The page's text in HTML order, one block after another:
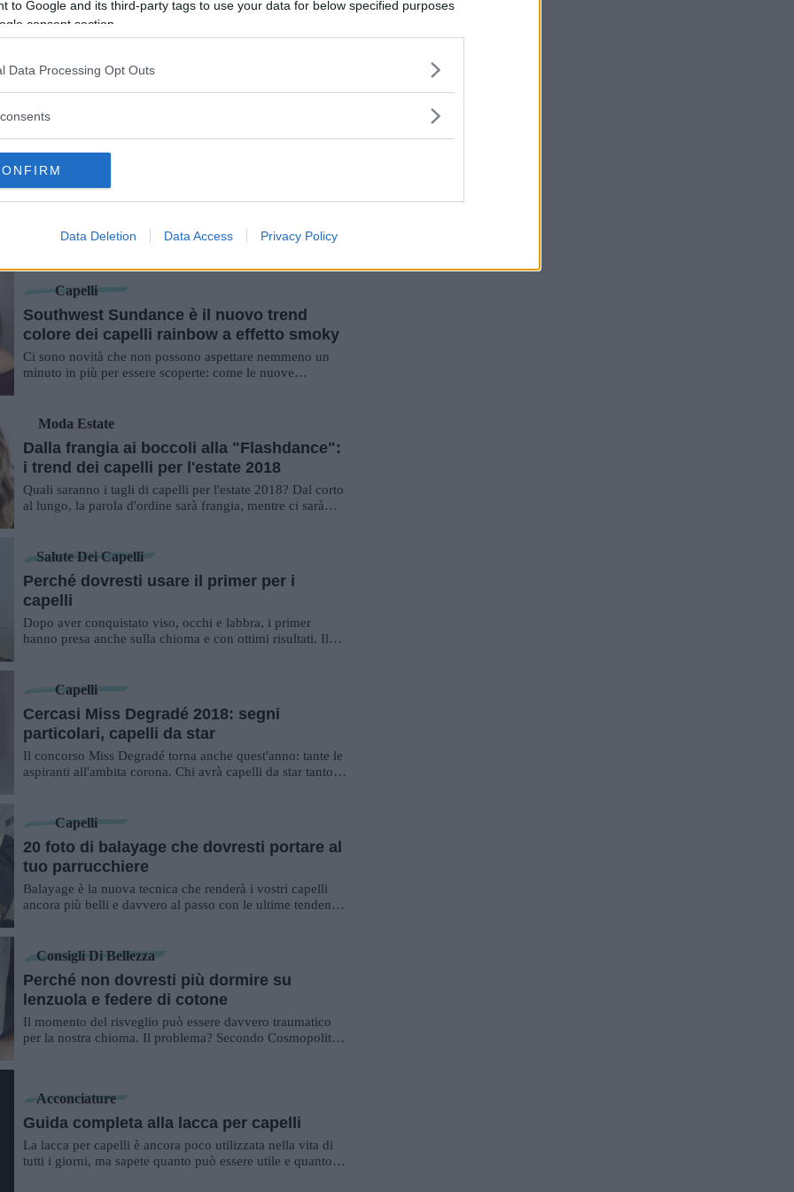
to Google and its third-party tags to use your data for below specified purposes
consent section.
Data Processing Opt Outs
Data Deletion Data Access Privacy Policy
Capelli
diradamento dei capelli
Anche se è più frequente negli uomini, la stempiatura è un
curare o camuffare la perdita ...
Salute Dei Capelli
evergreen che non passa mai di moda!
donna: i bigodini sono un'ottima alternativa a piastra e
Capelli
Southwest Sundance è il nuovo trend
colore dei capelli rainbow a effetto smoky
Ci sono novità che non possono aspettare nemmeno un
minuto in più per essere scoperte: come le nuove
Moda Estate
Dalla frangia ai boccoli alla "Flashdance":
i trend dei capelli per l'estate 2018
Quali saranno i tagli di capelli per l'estate 2018? Dal corto
al lungo, la parola d'ordine sarà frangia, mentre ci sarà
Salute Dei Capelli
Perché dovresti usare il primer per i
capelli
Dopo aver conquistato viso, occhi e labbra, i primer
hanno presa anche sulla chioma e con ottimi risultati. Il
Capelli
Cercasi Miss Degradé 2018: segni
particolari, capelli da star
Il concorso Miss Degradé torna anche quest'anno: tante le
aspiranti all'ambita corona. Chi avrà capelli da star tanto
Capelli
20 foto di balayage che dovresti portare al
tuo parrucchiere
Balayage è la nuova tecnica che renderà i vostri capelli
ancora più belli e davvero al passo con le ultime tendenze.
Consigli Di Bellezza
Perché non dovresti più dormire su
lenzuola e federe di cotone
Il momento del risveglio può essere davvero traumatico
per la nostra chioma. Il problema? Secondo Cosmopolitan
Acconciature
Guida completa alla lacca per capelli
La lacca per capelli è ancora poco utilizzata nella vita di
tutti i giorni, ma sapete quanto può essere utile e quanto